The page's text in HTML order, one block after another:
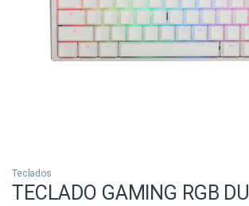
Teclados
TECLADO GAMING RGB